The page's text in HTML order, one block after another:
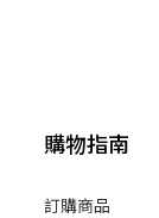
購物指南
訂購商品